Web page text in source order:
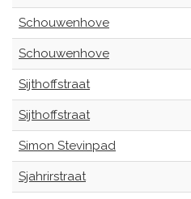
Schouwenhove
Schouwenhove
Sijthoffstraat
Sijthoffstraat
Simon Stevinpad
Sjahrirstraat